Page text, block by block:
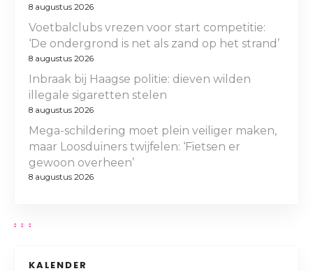
8 augustus 2026
Voetbalclubs vrezen voor start competitie:
‘De ondergrond is net als zand op het strand’
8 augustus 2026
Inbraak bij Haagse politie: dieven wilden
illegale sigaretten stelen
8 augustus 2026
Mega-schildering moet plein veiliger maken,
maar Loosduiners twijfelen: ‘Fietsen er
gewoon overheen’
8 augustus 2026
KALENDER